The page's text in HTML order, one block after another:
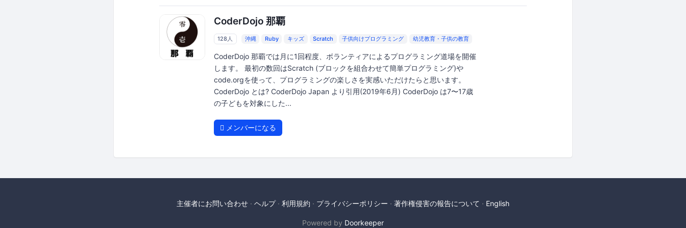
CoderDojo 那覇
128人 沖縄 Ruby キッズ Scratch 子供向けプログラミング 幼児教育・子供の教育
CoderDojo 那覇では月に1回程度、ボランティアによるプログラミング道場を開催
します。 最初の数回はScratch (ブロックを組合わせて簡単プログラミング)や
code.orgを使って、プログラミングの楽しさを実感いただけたらと思います。
CoderDojo とは? CoderDojo Japan より引用(2019年6月) CoderDojo は7〜17歳
の子どもを対象にした...
メンバーになる
主催者にお問い合わせ ヘルプ 利用規約 プライバシーポリシー 著作権侵害の報告について English
Powered by Doorkeeper